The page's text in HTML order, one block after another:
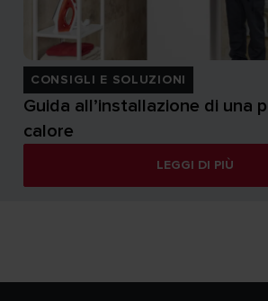
CONSIGLI E SOLUZIONI
Guida all’installazione di una
calore
LEGGI DI PIÙ